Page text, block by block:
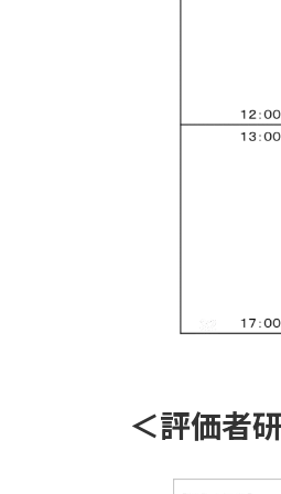
＜評価者